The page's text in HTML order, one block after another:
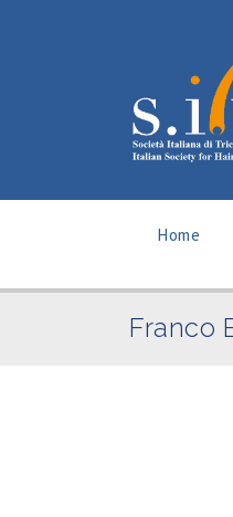
Home
Franco